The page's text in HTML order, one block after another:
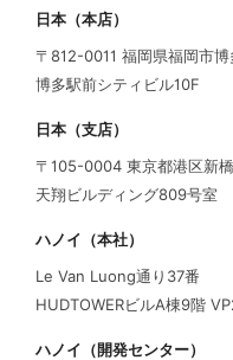
日本（本店）
〒812-0011 福岡県福岡市
博多駅前シティビル10F
日本（支店）
〒105-0004 東京都港区新
天翔ビルディング809号室
ハノイ（本社）
Le Van Luong通り37番
HUDTOWERビルA棟9階
ハノイ（開発センター）